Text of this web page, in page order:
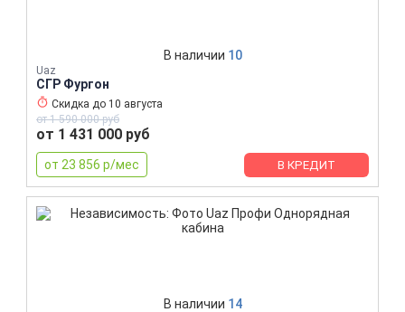
Uaz
СГР Фургон
В наличии 10
Скидка до 10 августа
от 1 590 000 руб
от 1 431 000 руб
от 23 856 р/мес В КРЕДИТ
В наличии 14